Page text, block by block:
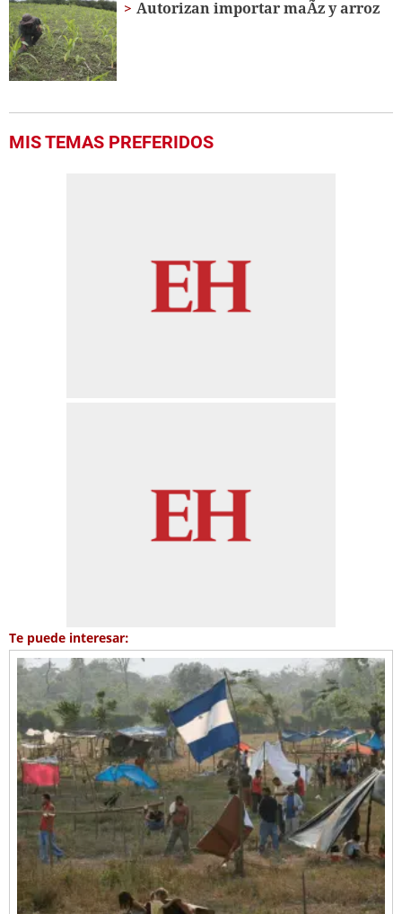
Autorizan importar maÃ­z y arroz
MIS TEMAS PREFERIDOS
Te puede interesar: